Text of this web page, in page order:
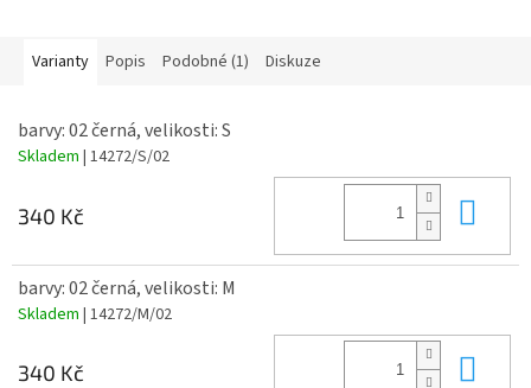
Varianty Popis Podobné (1) Diskuze
barvy: 02 černá, velikosti: S
Skladem | 14272/S/02
340 Kč
barvy: 02 černá, velikosti: M
Skladem | 14272/M/02
340 Kč